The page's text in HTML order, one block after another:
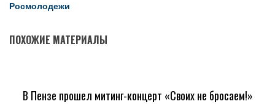
Росмолодежи
ПОХОЖИЕ МАТЕРИАЛЫ
В Пензе прошел митинг-концерт «Своих не бросаем!»